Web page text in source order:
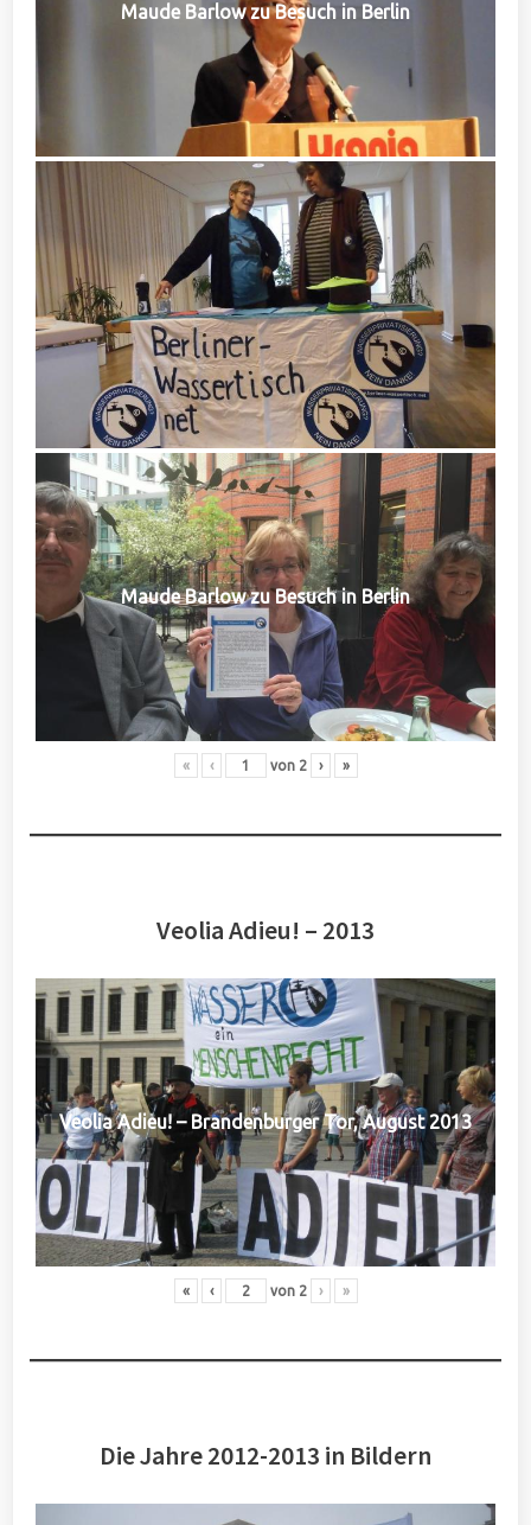
Maude Barlow zu Besuch in Berlin
Maude Barlow zu Besuch in Berlin
« ‹ von 2 › »
Veolia Adieu! – 2013
Veolia Adieu! – Brandenburger Tor, August 2013
« ‹ von 2 › »
Die Jahre 2012-2013 in Bildern